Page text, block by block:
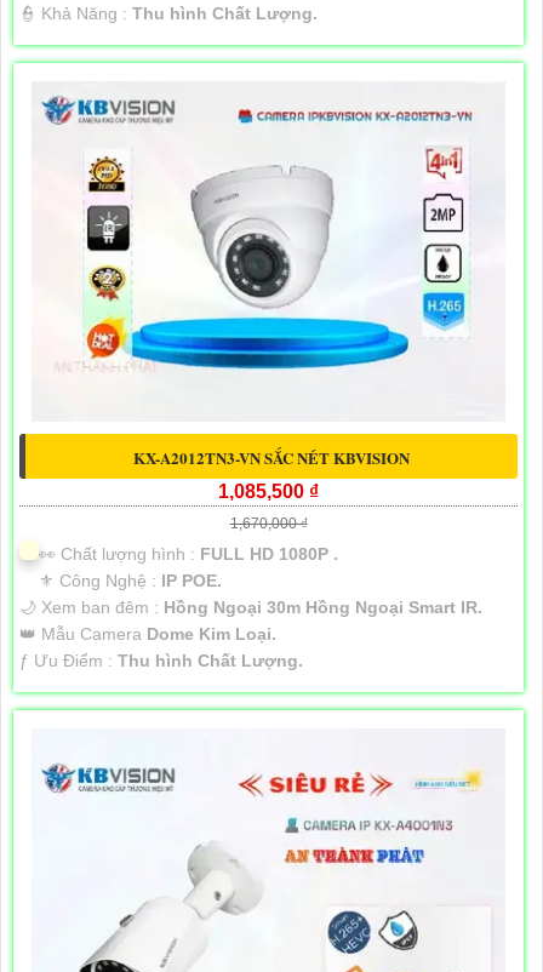
️👮 Khả Năng : Thu hình Chất Lượng.
KX-A2012TN3-VN SẮC NÉT KBVISION
1,085,500 ₫
1,670,000 ₫
️👀 Chất lượng hình : FULL HD 1080P .
⚜️ Công Nghệ : IP POE.
🌙 Xem ban đêm : Hồng Ngoại 30m Hồng Ngoại Smart IR.
👑 Mẫu Camera Dome Kim Loại.
️ƒ Ưu Điểm : Thu hình Chất Lượng.